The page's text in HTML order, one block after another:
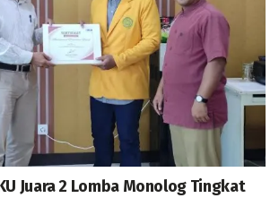
Juara 2 Lomba Monolog Tingkat